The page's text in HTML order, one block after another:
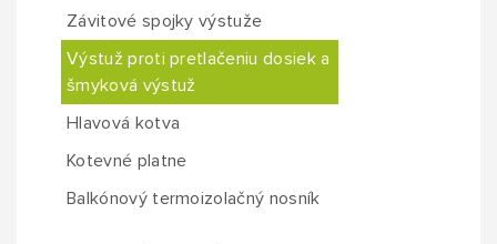
Závitové spojky výstuže
Výstuž proti pretlačeniu dosiek a
šmyková výstuž
Hlavová kotva
Kotevné platne
Balkónový termoizolačný nosník